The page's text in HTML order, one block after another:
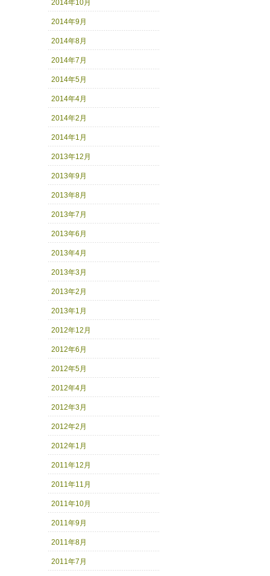
2014年10月
2014年9月
2014年8月
2014年7月
2014年5月
2014年4月
2014年2月
2014年1月
2013年12月
2013年9月
2013年8月
2013年7月
2013年6月
2013年4月
2013年3月
2013年2月
2013年1月
2012年12月
2012年6月
2012年5月
2012年4月
2012年3月
2012年2月
2012年1月
2011年12月
2011年11月
2011年10月
2011年9月
2011年8月
2011年7月